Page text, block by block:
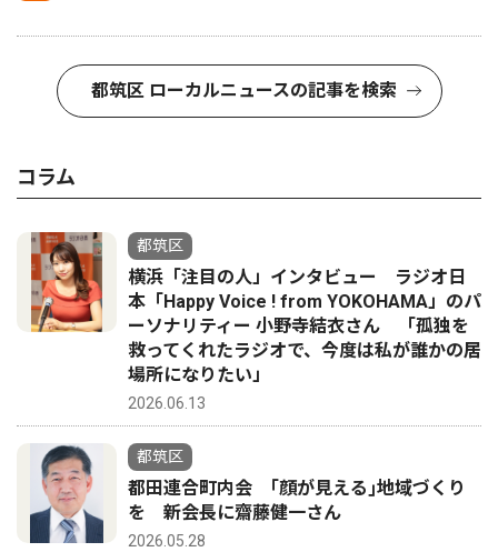
都筑区 ローカルニュースの記事を検索
コラム
都筑区
横浜「注目の人」インタビュー ラジオ日
本「Happy Voice ! from YOKOHAMA」のパ
ーソナリティー 小野寺結衣さん 「孤独を
救ってくれたラジオで、今度は私が誰かの居
場所になりたい」
2026.06.13
都筑区
都田連合町内会 ｢顔が見える｣地域づくり
を 新会長に齋藤健一さん
2026.05.28